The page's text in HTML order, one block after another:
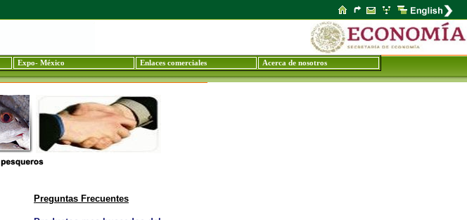
Expo- México Enlaces comerciales Acerca de nosotros